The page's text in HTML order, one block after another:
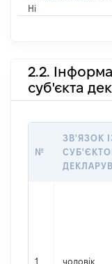
Ні
2.2.
суб'єкта
№
ЗВ'ЯЗОК
1 чоловік